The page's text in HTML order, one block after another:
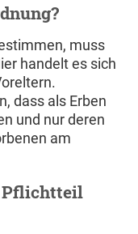
muss
handelt es sich
dass als Erben
und nur deren
am
Pflichtteil